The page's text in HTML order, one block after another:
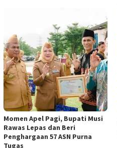
Momen Apel Pagi, Bupati Musi
Rawas Lepas dan Beri
Penghargaan 57 ASN Purna
Tugas